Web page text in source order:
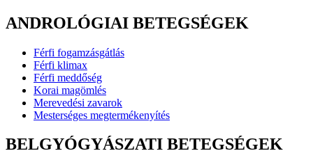
ANDROLÓGIAI BETEGSÉGEK
Férfi fogamzásgátlás
Férfi klimax
Férfi meddőség
Korai magömlés
Merevedési zavarok
Mesterséges megtermékenyítés
BELGYÓGYÁSZATI BETEGSÉGEK